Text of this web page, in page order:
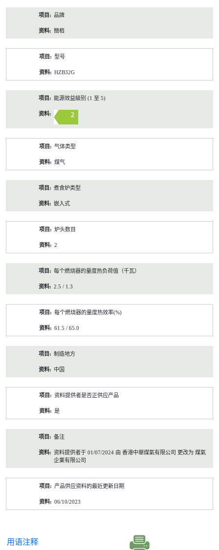
品牌
簡栢
型号
HZB32G
能源效益級別 (1 至 5)
2
气体类型
煤气
煮食炉类型
嵌入式
炉头数目
2
每个燃烧器的量度热负荷值（千瓦）
2.5 / 1.3
每个燃烧器的量度热效率(%)
61.5 / 65.0
制造地方
中国
资料提供者是否正供应产品
是
备注
资料提供者于 01/07/2024 由 香港中華煤氣有限公司 更改为 煤氣
企業有限公司
产品供应资料的最近更新日期
06/10/2023
用语注释